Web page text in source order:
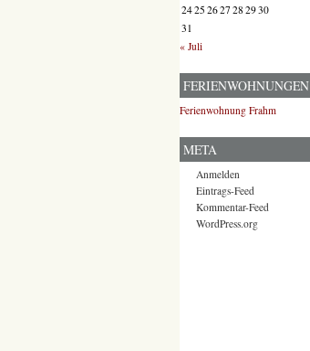
2425 2627 28 2930
31
« Juli
FERIENWOHNUNGEN
Ferienwohnung Frahm
META
Anmelden
Eintrags-Feed
Kommentar-Feed
WordPress.org